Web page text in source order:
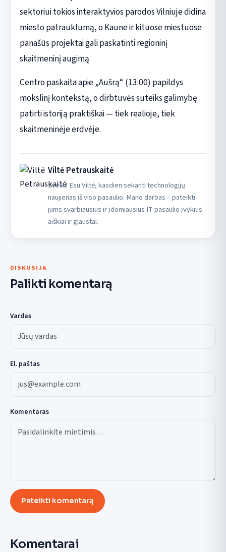
sektoriui tokios interaktyvios parodos Vilniuje didina
miesto patrauklumą, o Kaune ir kituose miestuose
panašūs projektai gali paskatinti regioninį
skaitmeninį augimą.
Centro paskaita apie „Aušrą“ (13:00) papildys
mokslinį kontekstą, o dirbtuvės suteiks galimybę
patirti istoriją praktiškai — tiek realioje, tiek
skaitmeninėje erdvėje.
Viltė Petrauskaitė
Sveiki! Esu Viltė, kasdien sekanti technologijų
naujienas iš viso pasaulio. Mano darbas – pateikti
jums svarbiausius ir įdomiausius IT pasaulio įvykius
aiškiai ir glaustai.
DISKUSIJA
Palikti komentarą
Vardas
El. paštas
Komentaras
Pateikti komentarą
Komentarai